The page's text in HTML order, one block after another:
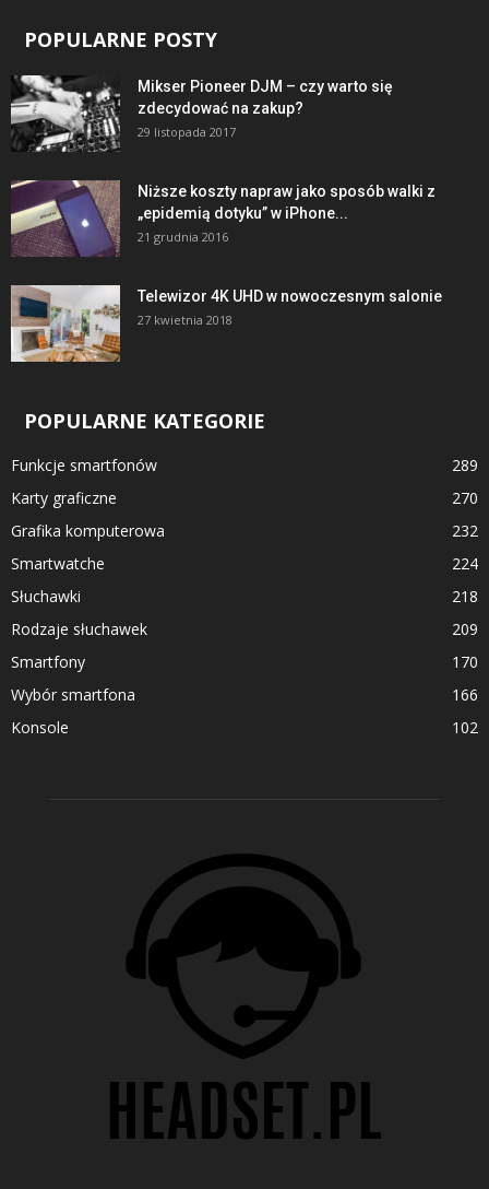
POPULARNE POSTY
Mikser Pioneer DJM – czy warto się
zdecydować na zakup?
29 listopada 2017
Niższe koszty napraw jako sposób walki z
„epidemią dotyku” w iPhone...
21 grudnia 2016
Telewizor 4K UHD w nowoczesnym salonie
27 kwietnia 2018
POPULARNE KATEGORIE
Funkcje smartfonów
289
Karty graficzne
270
Grafika komputerowa
232
Smartwatche
224
Słuchawki
218
Rodzaje słuchawek
209
Smartfony
170
Wybór smartfona
166
Konsole
102